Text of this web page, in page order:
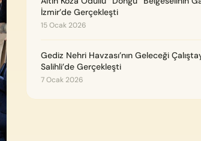
İzmir’de Gerçekleşti
15 Ocak 2026
Gediz Nehri Havzası’nın Geleceği
Salihli’de Gerçekleşti
7 Ocak 2026